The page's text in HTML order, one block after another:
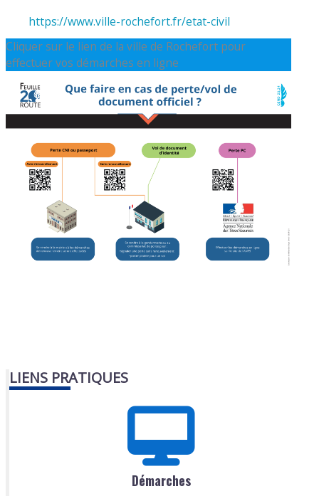
https://www.ville-rochefort.fr/etat-civil
Cliquer sur le lien de la ville de Rochefort pour
effectuer vos démarches en ligne
LIENS PRATIQUES
Démarches